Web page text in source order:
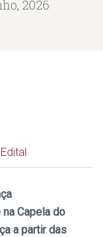
2026
Edital
Capela do
a partir das